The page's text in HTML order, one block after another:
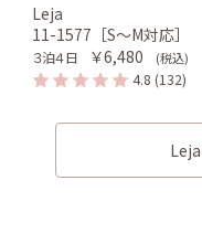
Leja
11-1577［S〜M対応］
３泊４日 ￥6,480 (税込)
4.8 (132)